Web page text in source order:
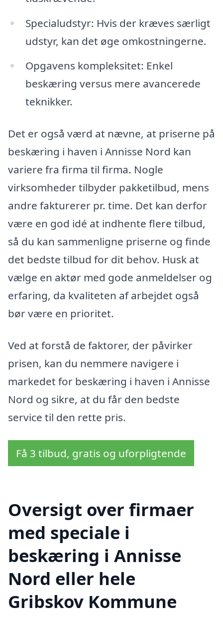
Specialudstyr: Hvis der kræves særligt
udstyr, kan det øge omkostningerne.
Opgavens kompleksitet: Enkel
beskæring versus mere avancerede
teknikker.
Det er også værd at nævne, at priserne på
beskæring i haven i Annisse Nord kan
variere fra firma til firma. Nogle
virksomheder tilbyder pakketilbud, mens
andre fakturerer pr. time. Det kan derfor
være en god idé at indhente flere tilbud,
så du kan sammenligne priserne og finde
det bedste tilbud for dit behov. Husk at
vælge en aktør med gode anmeldelser og
erfaring, da kvaliteten af arbejdet også
bør være en prioritet.
Ved at forstå de faktorer, der påvirker
prisen, kan du nemmere navigere i
markedet for beskæring i haven i Annisse
Nord og sikre, at du får den bedste
service til den rette pris.
Få 3 tilbud, gratis og uforpligtende
Oversigt over firmaer
med speciale i
beskæring i Annisse
Nord eller hele
Gribskov Kommune